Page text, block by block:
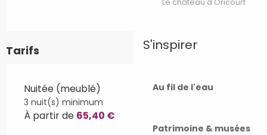
Le château d'Oricourt
S'inspirer
Au fil de l'eau
Patrimoine & musées
Tarifs
Nuitée (meublé)
3 nuit(s) minimum
À partir de 65,40 €